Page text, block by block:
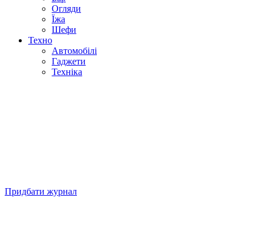
Огляди
Їжа
Шефи
Техно
Автомобілі
Гаджети
Техніка
Придбати журнал